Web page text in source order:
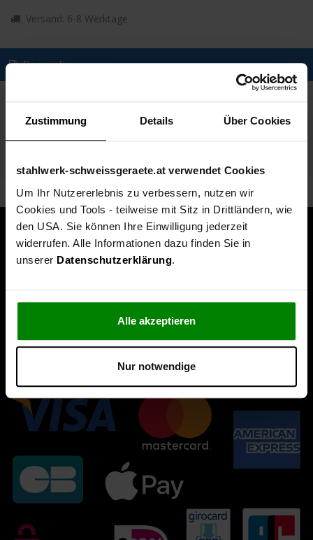
Zustimmung Details Über Cookies
stahlwerk-schweissgeraete.at verwendet Cookies
Um Ihr Nutzererlebnis zu verbessern, nutzen wir
Cookies und Tools - teilweise mit Sitz in Drittländern, wie
den USA. Sie können Ihre Einwilligung jederzeit
widerrufen. Alle Informationen dazu finden Sie in
unserer Datenschutzerklärung.
Alle akzeptieren
Nur notwendige
Versand: 6-8 Werktage
Description
Technische Daten